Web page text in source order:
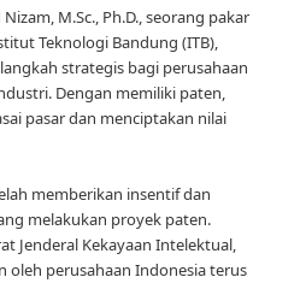
M.Sc., Ph.D., seorang pakar
Teknologi Bandung (ITB),
strategis bagi perusahaan
Dengan memiliki paten,
pasar dan menciptakan nilai
memberikan insentif dan
melakukan proyek paten.
Jenderal Kekayaan Intelektual,
oleh perusahaan Indonesia terus